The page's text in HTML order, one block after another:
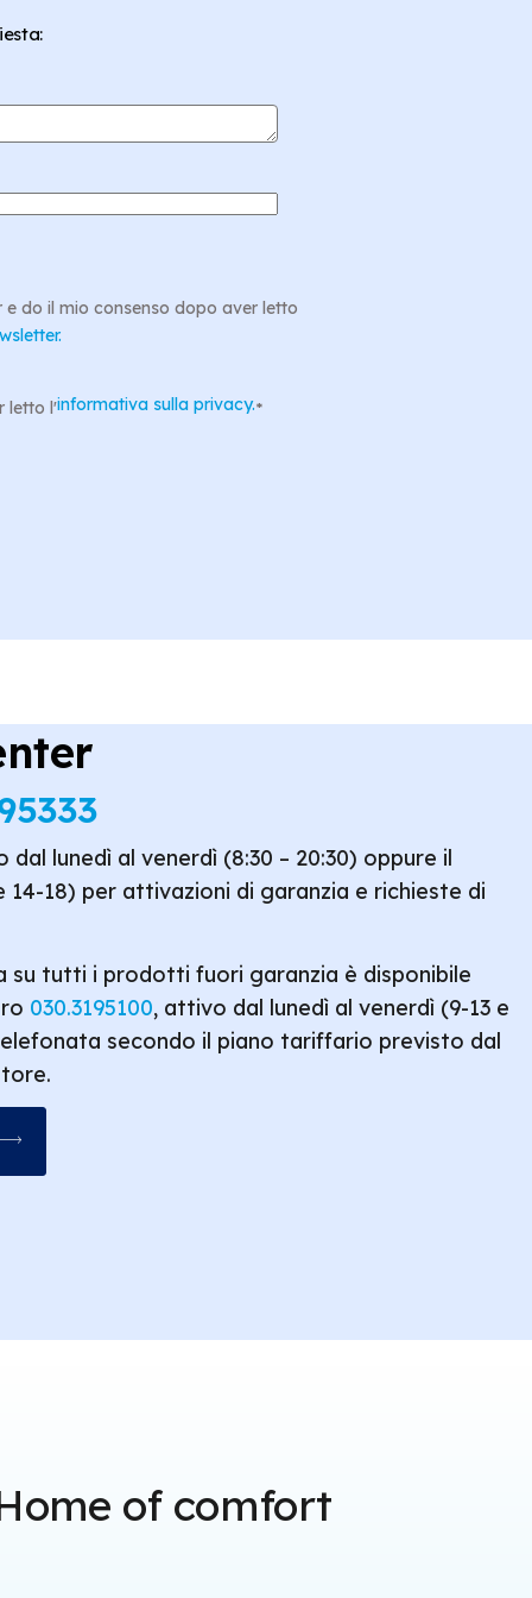
e do il mio consenso dopo aver letto
letto l'informativa sulla privacy.*
lunedì al venerdì (8:30 – 20:30) oppure il
14-18) per attivazioni di garanzia e richieste di
su tutti i prodotti fuori garanzia è disponibile
030.3195100, attivo dal lunedì al venerdì (9-13 e
secondo il piano tariffario previsto dal
of comfort